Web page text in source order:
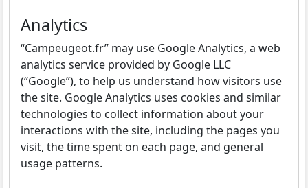
Analytics
“Campeugeot.fr” may use Google Analytics, a web
analytics service provided by Google LLC
(“Google”), to help us understand how visitors use
the site. Google Analytics uses cookies and similar
technologies to collect information about your
interactions with the site, including the pages you
visit, the time spent on each page, and general
usage patterns.